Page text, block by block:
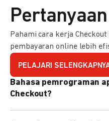
Pahami cara kerja
pembayaran online lebih
PELAJARI
Bahasa pemrograman
Checkout?